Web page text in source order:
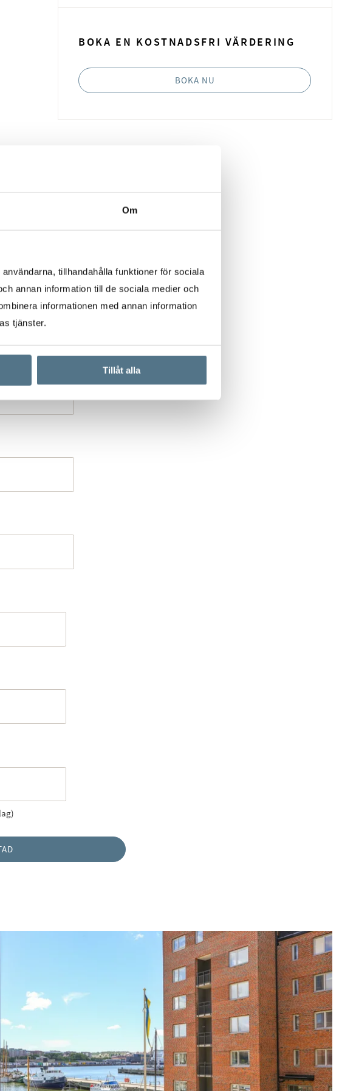
Om
tillhandahålla funktioner för sociala
annan information till de sociala medier och
informationen med annan information
tjänster.
Tillåt alla
BOKA EN KOSTNADSFRI VÄRDERING
BOKA NU